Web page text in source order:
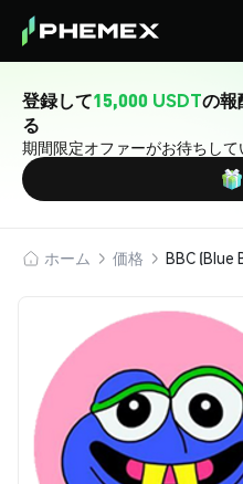
登録して15,000 USDTの報
る
期間限定オファーがお待ちして
ホーム 価格 BBC (Blue